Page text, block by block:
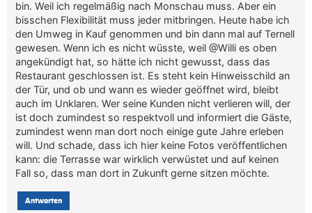
bin. Weil ich regelmäßig nach Monschau muss. Aber ein
bisschen Flexibilität muss jeder mitbringen. Heute habe ich
den Umweg in Kauf genommen und bin dann mal auf Ternell
gewesen. Wenn ich es nicht wüsste, weil @Willi es oben
angekündigt hat, so hätte ich nicht gewusst, dass das
Restaurant geschlossen ist. Es steht kein Hinweisschild an
der Tür, und ob und wann es wieder geöffnet wird, bleibt
auch im Unklaren. Wer seine Kunden nicht verlieren will, der
ist doch zumindest so respektvoll und informiert die Gäste,
zumindest wenn man dort noch einige gute Jahre erleben
will. Und schade, dass ich hier keine Fotos veröffentlichen
kann: die Terrasse war wirklich verwüstet und auf keinen
Fall so, dass man dort in Zukunft gerne sitzen möchte.
Antworten